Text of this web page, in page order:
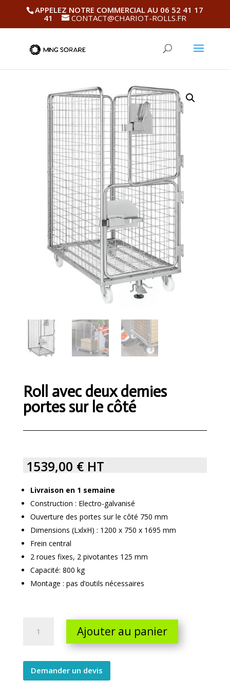
APPELEZ NOTRE COMMERCIAL AU 06 52 41 17
41
CONTACT@CHARIOT-ROLLS.FR
Roll avec deux demies
portes sur le côté
1539,00 € HT
Livraison en 1 semaine
Construction : Electro-galvanisé
Ouverture des portes sur le côté 750 mm
Dimensions (LxlxH) : 1200 x 750 x 1695 mm
Frein central
2 roues fixes, 2 pivotantes 125 mm
Capacité: 800 kg
Montage : pas d’outils nécessaires
portes
sur
Ajouter au panier
Demander un devis